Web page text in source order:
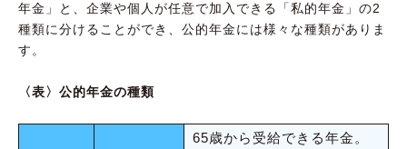
年金」と、企業や個人が任意で加入できる「私的年金」の2
種類に分けることができ、公的年金には様々な種類がありま
す。
〈表〉公的年金の種類
65歳から受給できる年金。